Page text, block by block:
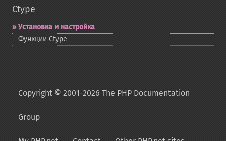
Ctype
Установка и настройка
Функции Ctype
Copyright © 2001-2026 The PHP Documentation
Group